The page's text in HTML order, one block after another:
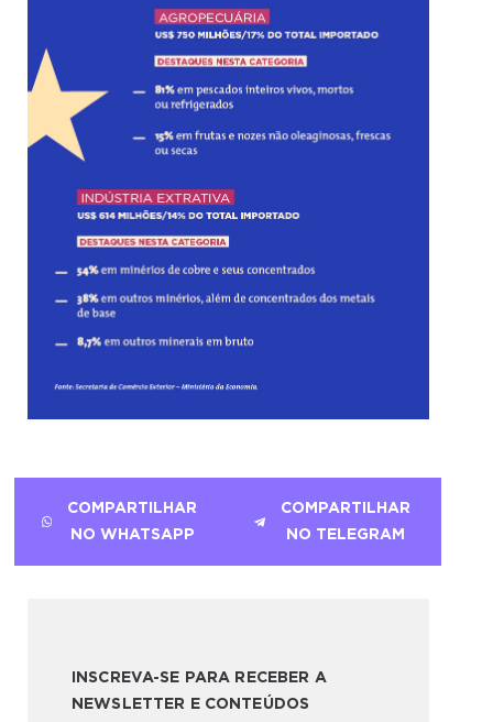
COMPARTILHAR
NO WHATSAPP
COMPARTILHAR
NO TELEGRAM
INSCREVA-SE PARA RECEBER A
NEWSLETTER E CONTEÚDOS